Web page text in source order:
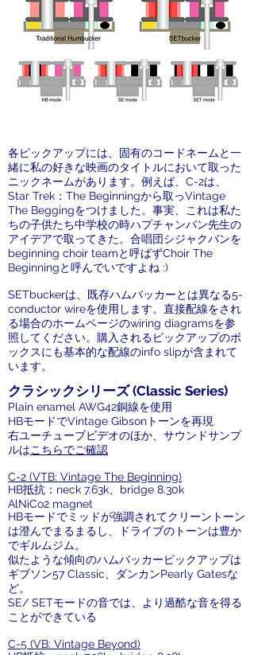
各ピックアップには、固有のコードネームと一
緒に私の好きな映画のタイトルにおいて取った
ニックネームがあります。例えば、C-2は、
Star Trek：The Beginningから取っVintage
The Beggingをつけました。事実、これは私た
ちの子供たち中学校の時ハプチャンバン先生の
アイデアで取ってきた。合唱団シジャクバンを
beginning choir teamと呼ばずChoir The
Beginningと呼んでいですよね :)
SETbuckerは、既存ハムバッカーとは異なる5-
conductor wireを使用します。直接配線をされ
る場合のホームページのwiring diagramsを参
照してください。購入されるピックアップのボ
ックスにも基本的な配線のinfo slipが含まれて
います。
クラシックシリーズ (Classic Series)
Plain enamel AWG42銅線を使用
HBモードでVintage Gibsonトーンを再現
右ユーチューブビデオのほか、サウンドサンプ
ルはこちらでご確認
C-2 (VTB: Vintage The Beginning)
HB抵抗：neck 7.63k、bridge 8.30k
AlNiCo2 magnet
HBモードでミッドが強調されてクリーントーン
は澄んでまるまるし、ドライブのトーンは豊か
でギルムジム。
似たような傾向のハムバッカーピックアップは
ギブソン57 Classic、ダンカンPearly Gatesな
ど。
SE/ SETモードの音では、より過酷な音を得る
ことができている
C-5 (VB: Vintage Beyond)